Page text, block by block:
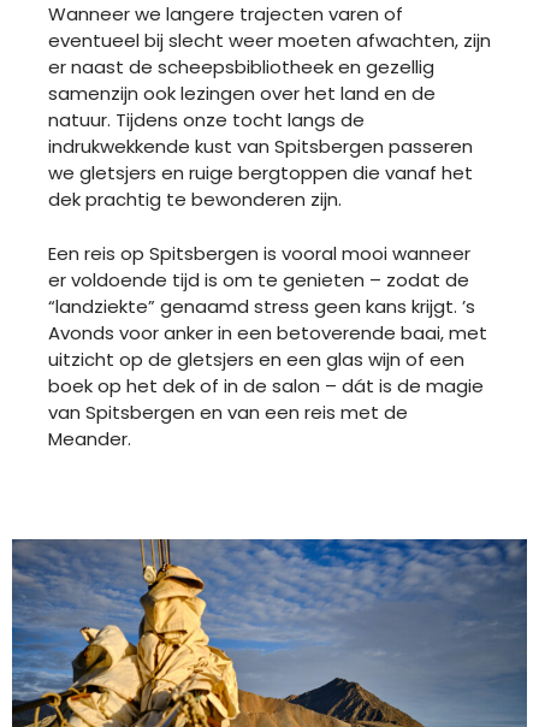
Wanneer we langere trajecten varen of
eventueel bij slecht weer moeten afwachten, zijn
er naast de scheepsbibliotheek en gezellig
samenzijn ook lezingen over het land en de
natuur. Tijdens onze tocht langs de
indrukwekkende kust van Spitsbergen passeren
we gletsjers en ruige bergtoppen die vanaf het
dek prachtig te bewonderen zijn.
Een reis op Spitsbergen is vooral mooi wanneer
er voldoende tijd is om te genieten – zodat de
“landziekte” genaamd stress geen kans krijgt. ’s
Avonds voor anker in een betoverende baai, met
uitzicht op de gletsjers en een glas wijn of een
boek op het dek of in de salon – dát is de magie
van Spitsbergen en van een reis met de
Meander.